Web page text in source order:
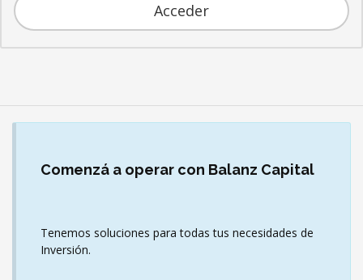
Acceder
Comenzá a operar con Balanz Capital
Tenemos soluciones para todas tus necesidades de
Inversión.